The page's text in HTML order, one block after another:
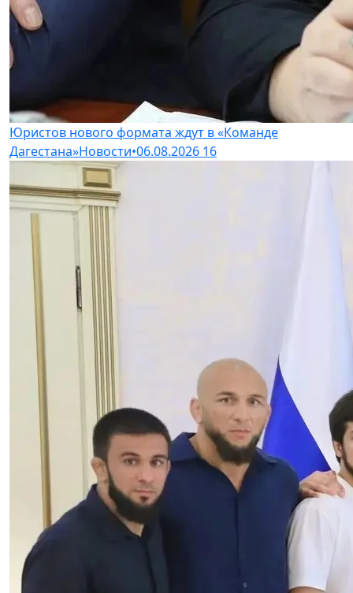
Юристов нового формата ждут в «Команде
Дагестана»Новости•06.08.2026 16